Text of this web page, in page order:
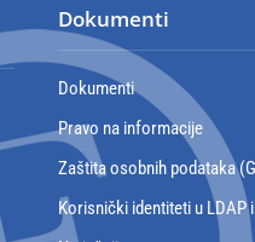
Dokumenti
Dokumenti
Pravo na informacije
Zaštita osobnih podataka
Korisnički identiteti u LDAP